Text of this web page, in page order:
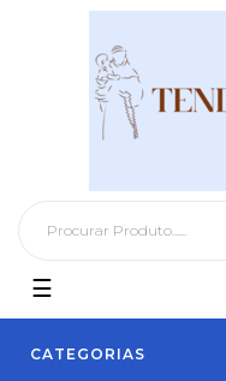
CATEGORIAS
Toggle
navigation
☰